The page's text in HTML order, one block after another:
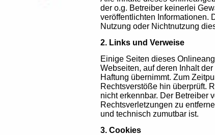
der o.g. Betreiber keinerlei
veröffentlichten Informationen.
Nutzung oder Nichtnutzung
2. Links und Verweise
Einige Seiten dieses
Webseiten, auf deren Inhalt
Haftung übernimmt. Zum
Rechtsverstöße hin überprüft.
nicht erkennbar. Der Betreiber
Rechtsverletzungen zu
und technisch zumutbar ist.
3. Cookies